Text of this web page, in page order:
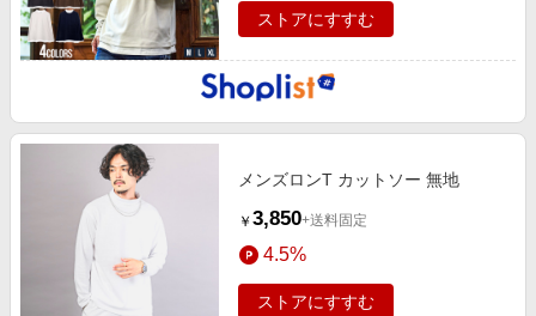
ストアにすすむ
メンズロンT カットソー 無地
￥ 3,850+送料固定
4.5%
ストアにすすむ